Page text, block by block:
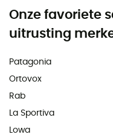
Onze favoriete
uitrusting
Patagonia
Ortovox
Rab
La Sportiva
Lowa